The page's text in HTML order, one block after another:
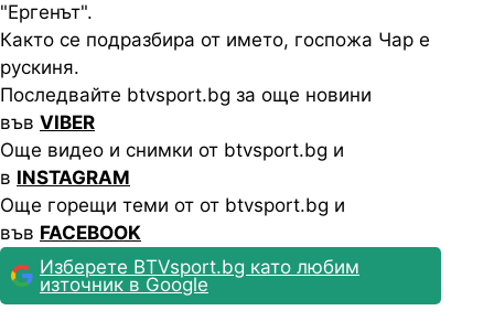
"Ергенът".
Както се подразбира от името, госпожа Чар е
рускиня.
Последвайте btvsport.bg за още новини
във VIBER
Още видео и снимки от btvsport.bg и
в INSTAGRAM
Още горещи теми от от btvsport.bg и
във FACEBOOK
Изберете BTVsport.bg като любим
източник в Google